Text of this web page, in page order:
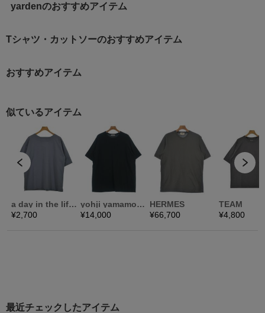
yardenのおすすめアイテム
Tシャツ・カットソーのおすすめアイテム
おすすめアイテム
最近チェックしたアイテム